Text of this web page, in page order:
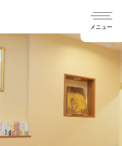
メニュー